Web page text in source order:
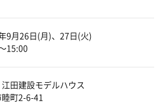
9月26日(月)、27日(火)
15:00
江田建設モデルハウス
町2-6-41